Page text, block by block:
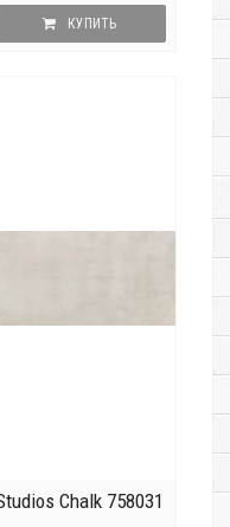
КУПИТЬ
Chalk 758031